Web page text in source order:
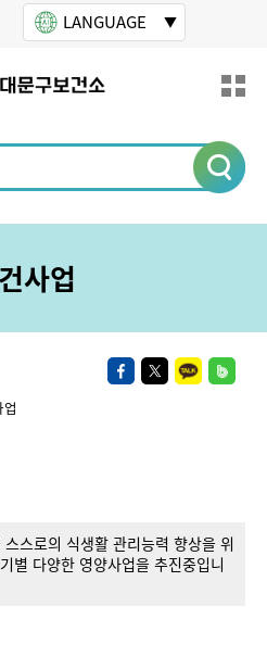
LANGUAGE
사업
스로의 식생활 관리능력 향상을 위
별 다양한 영양사업을 추진중입니